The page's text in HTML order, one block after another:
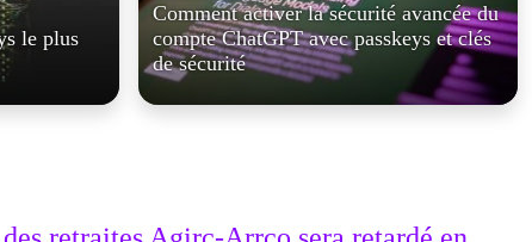
le plus
Comment activer la sécurité avancée du
compte ChatGPT avec passkeys et clés
de sécurité